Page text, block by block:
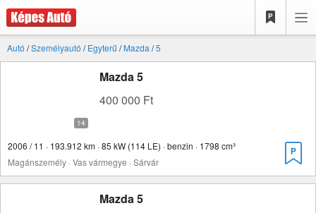
Autó /Személyautó /Egyterű /Mazda /5
Mazda 5
400 000 Ft
2006 / 11 · 193.912 km · 85 kW (114 LE) · benzin · 1798 cm³
Magánszemély · Vas vármegye · Sárvár
Mazda 5